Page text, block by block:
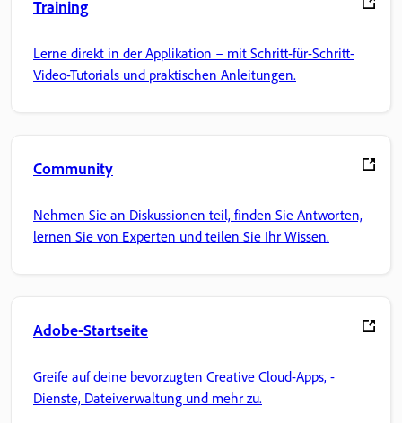
Training
Lerne direkt in der Applikation – mit Schritt-für-Schritt-
Video-Tutorials und praktischen Anleitungen.
Community
Nehmen Sie an Diskussionen teil, finden Sie Antworten,
lernen Sie von Experten und teilen Sie Ihr Wissen.
Adobe-Startseite
Greife auf deine bevorzugten Creative Cloud-Apps, -
Dienste, Dateiverwaltung und mehr zu.